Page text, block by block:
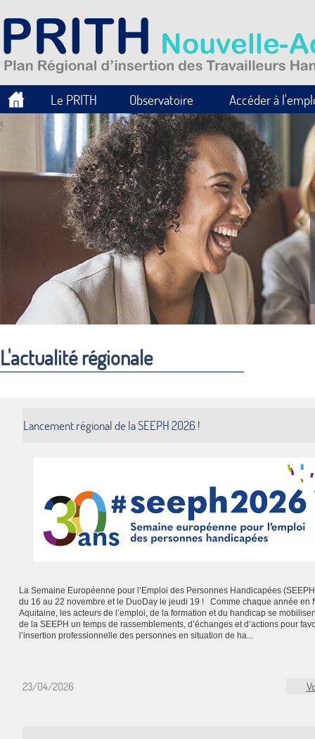
Le PRITH Observatoire Accéder à
L'actualité régionale
Lancement régional de la SEEPH 2026 !
La Semaine Européenne pour l’Emploi des Personnes Handicapées
du 16 au 22 novembre et le DuoDay le jeudi 19 ! Comme chaque année en
Aquitaine, les acteurs de l’emploi, de la formation et du handicap se
de la SEEPH un temps de rassemblements, d’échanges et d’actions pour
l’insertion professionnelle des personnes en situation de ha...
23/04/2026